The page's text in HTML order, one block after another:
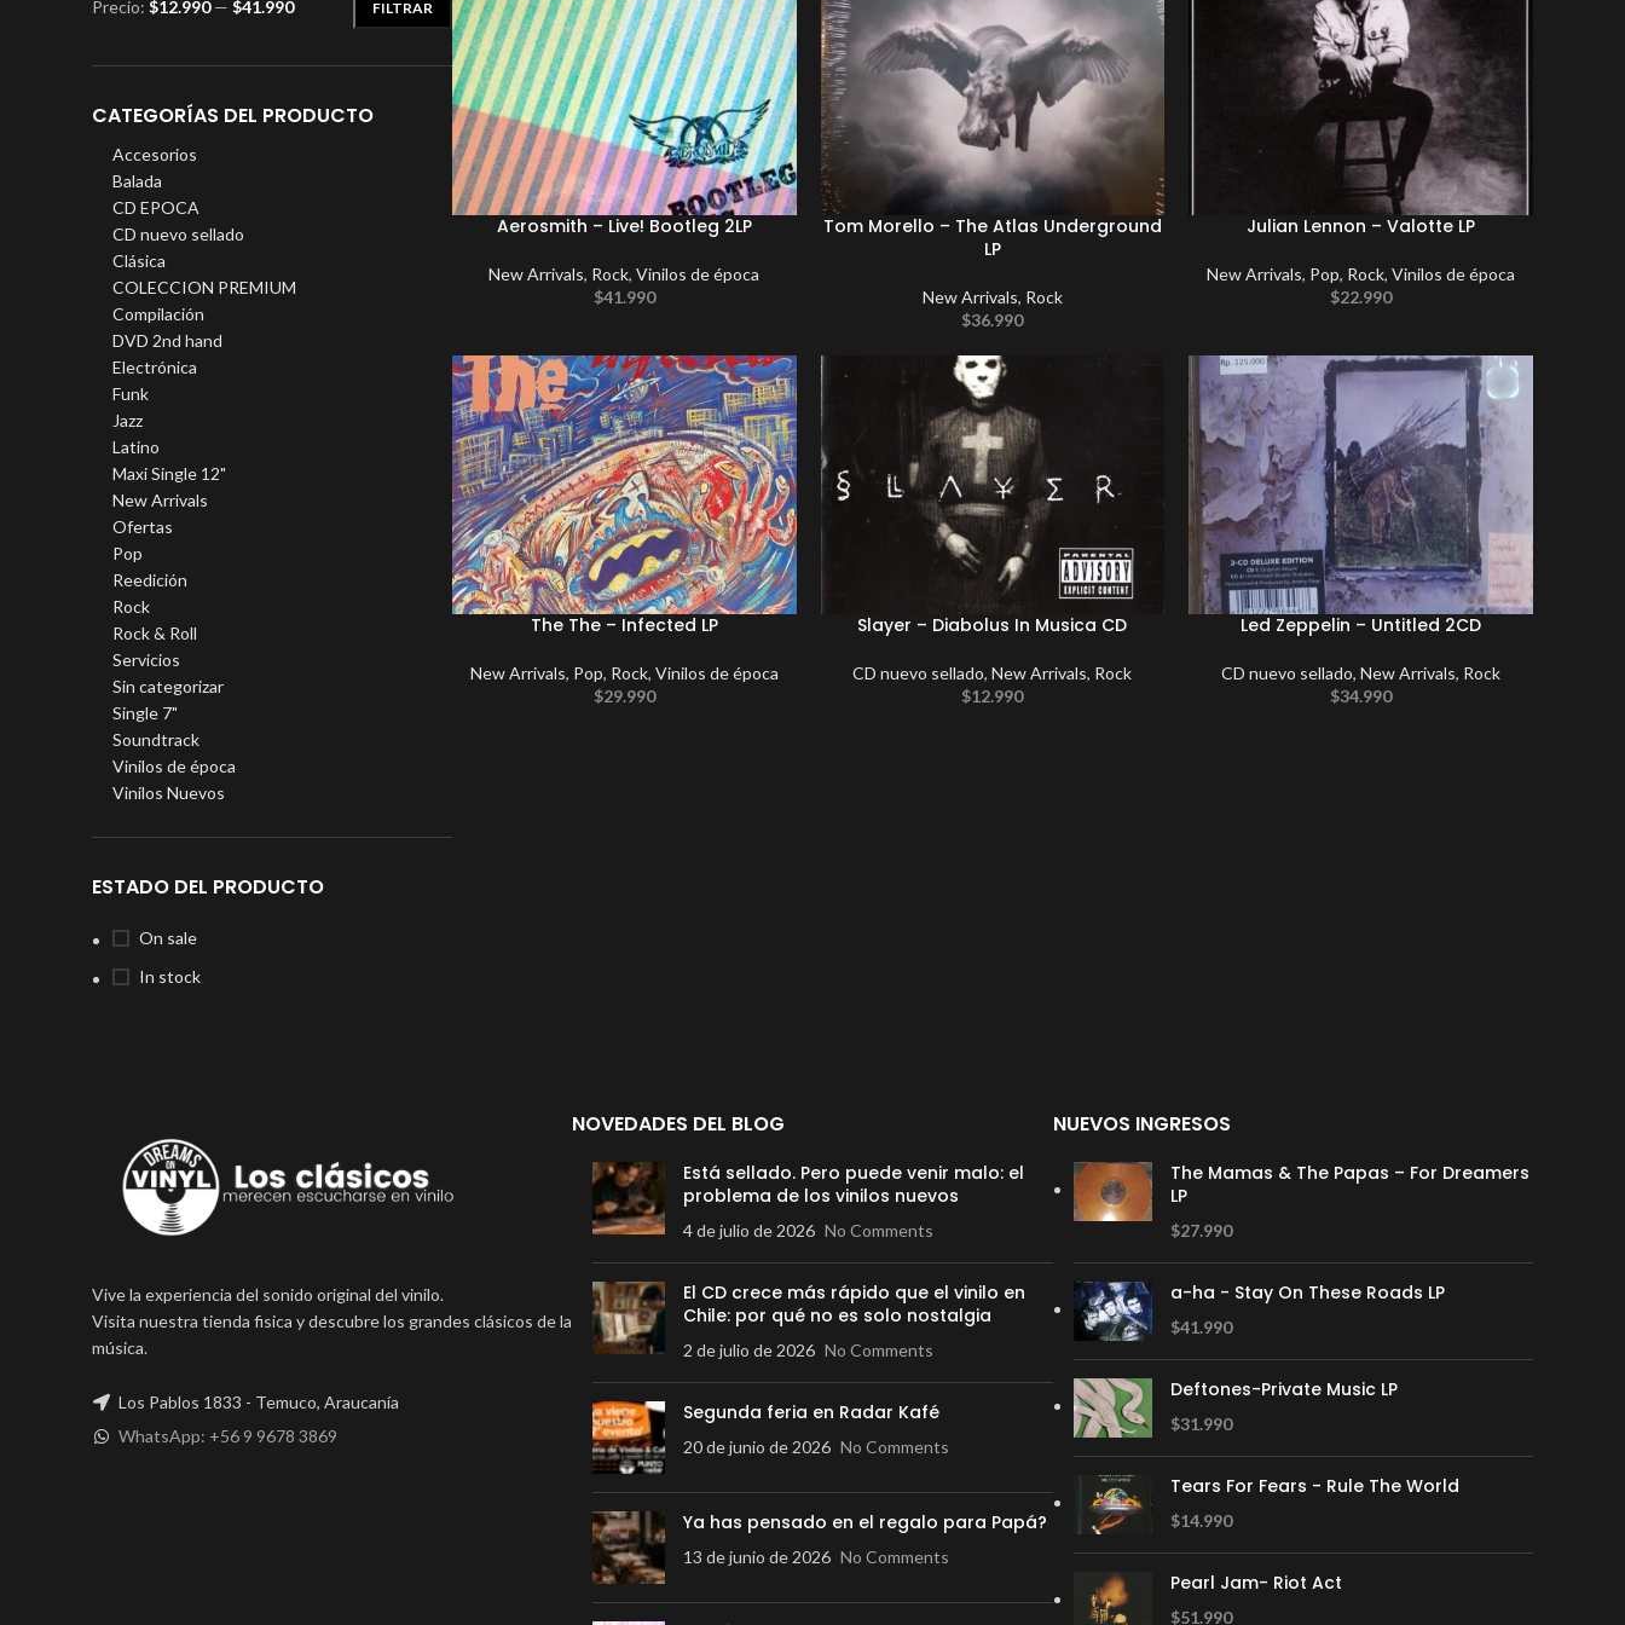
FILTRAR
Precio: $12.990— $41.990
CATEGORÍAS DEL PRODUCTO
Accesorios
Balada
CD EPOCA
CD nuevo sellado
Clásica
COLECCION PREMIUM
Compilación
DVD 2nd hand
Electrónica
Funk
Jazz
Latino
Maxi Single 12"
New Arrivals
Ofertas
Pop
Reedición
Rock
Rock & Roll
Servicios
Sin categorizar
Single 7"
Soundtrack
Vinilos de época
Vinilos Nuevos
ESTADO DEL PRODUCTO
On sale
In stock
Aerosmith – Live! Bootleg 2LP
New Arrivals, Rock,Vinilos de época
$41.990
Tom Morello – The Atlas Underground
LP
New Arrivals, Rock
$36.990
Julian Lennon – Valotte LP
New Arrivals, Pop, Rock,Vinilos de época
$22.990
The The – Infected LP
New Arrivals, Pop, Rock, Vinilos de época
$29.990
Slayer – Diabolus In Musica CD
CD nuevo sellado,New Arrivals, Rock
$12.990
Led Zeppelin – Untitled 2CD
CD nuevo sellado,New Arrivals, Rock
$34.990
Vive la experiencia del sonido original del vinilo.
Visita nuestra tienda fisica y descubre los grandes clásicos de la
música.
Los Pablos 1833 - Temuco, Araucanía
WhatsApp: +56 9 9678 3869
NOVEDADES DEL BLOG
Está sellado. Pero puede venir malo: el
problema de los vinilos nuevos
4 de julio de 2026 No Comments
El CD crece más rápido que el vinilo en
Chile: por qué no es solo nostalgia
2 de julio de 2026 No Comments
Segunda feria en Radar Kafé
20 de junio de 2026 No Comments
Ya has pensado en el regalo para Papá?
13 de junio de 2026 No Comments
NUEVOS INGRESOS
The Mamas & The Papas – For Dreamers
LP
$27.990
a-ha - Stay On These Roads LP
$41.990
Deftones-Private Music LP
$31.990
Tears For Fears - Rule The World
$14.990
Pearl Jam- Riot Act
$51.990